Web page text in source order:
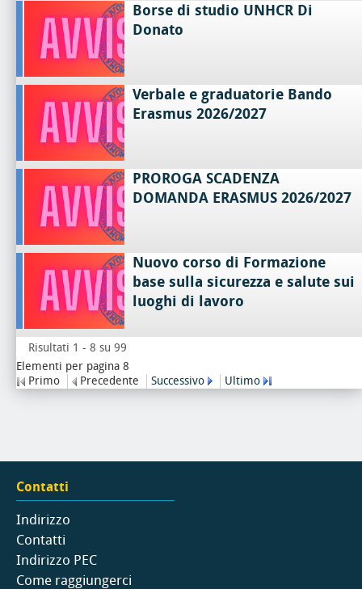
Borse di studio UNHCR Di
Donato
Verbale e graduatorie Bando
Erasmus 2026/2027
PROROGA SCADENZA
DOMANDA ERASMUS 2026/2027
Nuovo corso di Formazione
base sulla sicurezza e salute sui
luoghi di lavoro
Risultati 1 - 8 su 99
Elementi per pagina 8
Primo
Precedente Successivo Ultimo
Contatti
Indirizzo
Contatti
Indirizzo PEC
Come raggiungerci